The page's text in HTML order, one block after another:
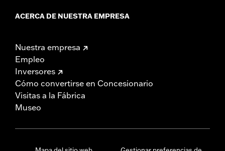
ACERCA DE NUESTRA EMPRESA
Nuestra empresa
Empleo
Inversores
Cómo convertirse en Concesionario
Visitas a la Fábrica
Museo